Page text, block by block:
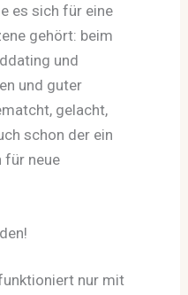
es sich für eine
gehört: beim
und
und guter
gelacht,
schon der ein
für neue
nur mit